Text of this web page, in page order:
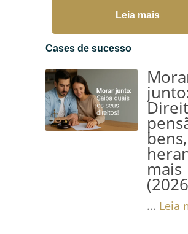
reconhecimento facial
Leia mais →
Leia mais
Cases de sucesso
bens,
mais
... Leia